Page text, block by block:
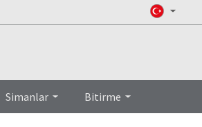
Simanlar Bitirme